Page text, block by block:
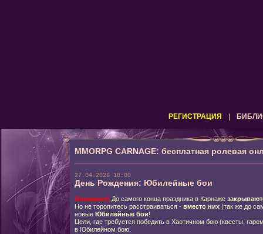
РЕГИСТРАЦИЯ
MMORPG CARNAGE: бесплатная ролевая
27.04.2026 18:00
День Рождения: Юбилейные бои
Внимание! До самого конца праздника в Карнаже
Но не торопитесь расстраиваться - вместо них(так же до
новые Юбилейные бои!
Цели, где требуется победить в Хаотичном бою (квесты,
в Юбилейном бою.